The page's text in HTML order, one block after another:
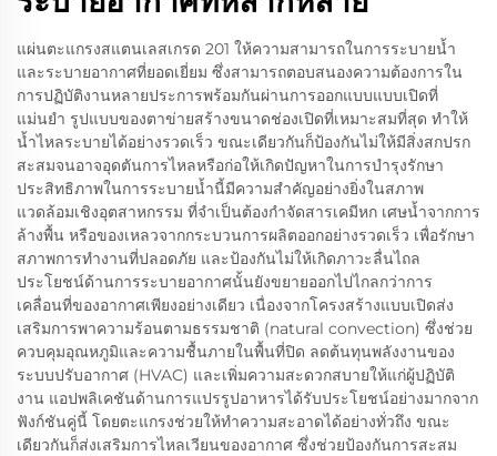
แผ่นตะแกรงสแตนเลสเกรด 201 ให้ความสามารถในการระบายน้ำ
และระบายอากาศที่ยอดเยี่ยม ซึ่งสามารถตอบสนองความต้องการใน
การปฏิบัติงานหลายประการพร้อมกันผ่านการออกแบบแบบเปิดที่
แม่นยำ รูปแบบของตาข่ายสร้างขนาดช่องเปิดที่เหมาะสมที่สุด ทำให้
น้ำไหลระบายได้อย่างรวดเร็ว ขณะเดียวกันก็ป้องกันไม่ให้มีสิ่งสกปรก
สะสมจนอาจอุดตันการไหลหรือก่อให้เกิดปัญหาในการบำรุงรักษา
ประสิทธิภาพในการระบายน้ำนี้มีความสำคัญอย่างยิ่งในสภาพ
แวดล้อมเชิงอุตสาหกรรม ที่จำเป็นต้องกำจัดสารเคมีหก เศษน้ำจากการ
ล้างพื้น หรือของเหลวจากกระบวนการผลิตออกอย่างรวดเร็ว เพื่อรักษา
สภาพการทำงานที่ปลอดภัย และป้องกันไม่ให้เกิดภาวะลื่นไถล
ประโยชน์ด้านการระบายอากาศนั้นยังขยายออกไปไกลกว่าการ
เคลื่อนที่ของอากาศเพียงอย่างเดียว เนื่องจากโครงสร้างแบบเปิดส่ง
เสริมการพาความร้อนตามธรรมชาติ (natural convection) ซึ่งช่วย
ควบคุมอุณหภูมิและความชื้นภายในพื้นที่ปิด ลดต้นทุนพลังงานของ
ระบบปรับอากาศ (HVAC) และเพิ่มความสะดวกสบายให้แก่ผู้ปฏิบัติ
งาน แอปพลิเคชันด้านการแปรรูปอาหารได้รับประโยชน์อย่างมากจาก
ฟังก์ชันคู่นี้ โดยตะแกรงช่วยให้ทำความสะอาดได้อย่างทั่วถึง ขณะ
เดียวกันก็ส่งเสริมการไหลเวียนของอากาศ ซึ่งช่วยป้องกันการสะสม